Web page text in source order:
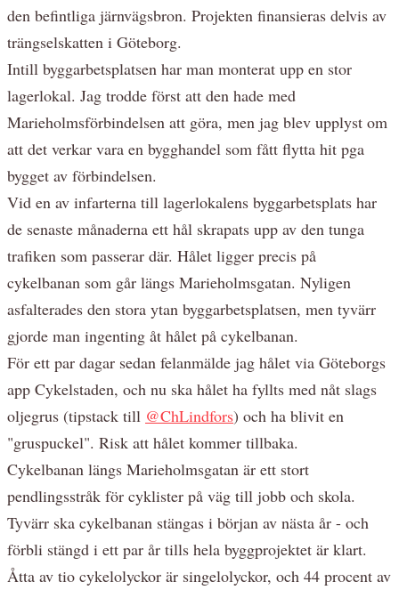
den befintliga järnvägsbron. Projekten finansieras delvis av
trängselskatten i Göteborg.
Intill byggarbetsplatsen har man monterat upp en stor
lagerlokal. Jag trodde först att den hade med
Marieholmsförbindelsen att göra, men jag blev upplyst om
att det verkar vara en bygghandel som fått flytta hit pga
bygget av förbindelsen.
Vid en av infarterna till lagerlokalens byggarbetsplats har
de senaste månaderna ett hål skrapats upp av den tunga
trafiken som passerar där. Hålet ligger precis på
cykelbanan som går längs Marieholmsgatan. Nyligen
asfalterades den stora ytan byggarbetsplatsen, men tyvärr
gjorde man ingenting åt hålet på cykelbanan.
För ett par dagar sedan felanmälde jag hålet via Göteborgs
app Cykelstaden, och nu ska hålet ha fyllts med nåt slags
oljegrus (tipstack till @ChLindfors) och ha blivit en
"gruspuckel". Risk att hålet kommer tillbaka.
Cykelbanan längs Marieholmsgatan är ett stort
pendlingsstråk för cyklister på väg till jobb och skola.
Tyvärr ska cykelbanan stängas i början av nästa år - och
förbli stängd i ett par år tills hela byggprojektet är klart.
Åtta av tio cykelolyckor är singelolyckor, och 44 procent av